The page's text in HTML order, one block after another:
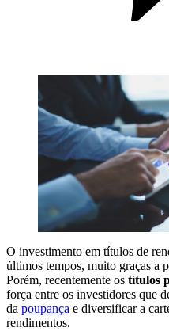
O investimento em títulos de
últimos tempos, muito graças a
Porém, recentemente os títulos
força entre os investidores que
da poupança e diversificar a
rendimentos.